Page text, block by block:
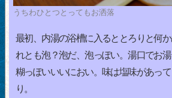
うちわひとつとってもお洒落
最初、内湯の浴槽に入るととろりと何
れとも泡？泡だ、泡っぽい。湯口でお
糊っぽいいいにおい。味は塩味があっ
り。